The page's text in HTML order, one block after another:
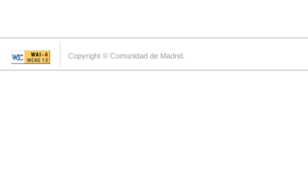
Copyright © Comunidad de Madrid.